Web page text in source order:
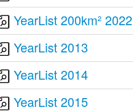
YearList 200km² 2022
YearList 2013
YearList 2014
YearList 2015